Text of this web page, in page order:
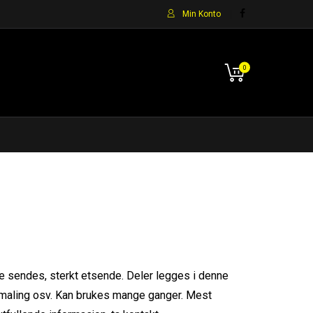
Min Konto
0
sendes, sterkt etsende. Deler legges i denne
osv. Kan brukes mange ganger. Mest